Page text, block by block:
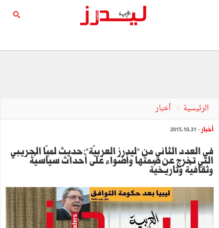
الرئيسية أخبار
أخبار - 2015.10.31
في العدد الثاني من "ليدرز العربيّة":حديث لميّا الجريبي
التي تخرج عن صمتها وأضواء على أحداث سياسيّة
وثقافيّة وتاريخيّة